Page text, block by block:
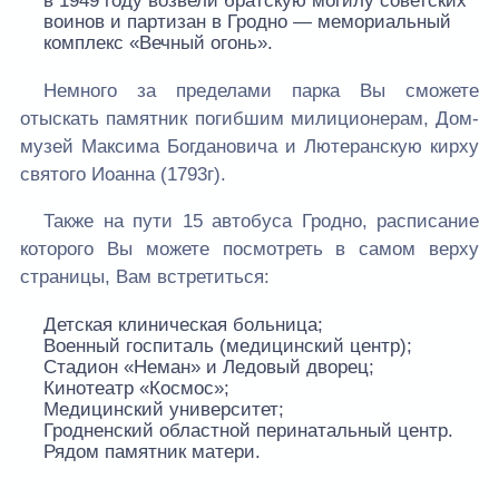
воинов и партизан в Гродно — мемориальный
комплекс «Вечный огонь».
Немного за пределами парка Вы сможете
отыскать памятник погибшим милиционерам, Дом-
музей Максима Богдановича и Лютеранскую кирху
святого Иоанна (1793г).
Также на пути 15 автобуса Гродно, расписание
которого Вы можете посмотреть в самом верху
страницы, Вам встретиться:
Детская клиническая больница;
Военный госпиталь (медицинский центр);
Cтадион «Неман» и Ледовый дворец;
Кинотеатр «Космос»;
Медицинский университет;
Гродненский областной перинатальный центр.
Рядом памятник матери.